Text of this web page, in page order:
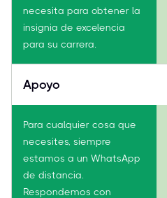
necesita para obtener la
insignia de excelencia
para su carrera.
Apoyo
Para cualquier cosa que
necesites, siempre
estamos a un WhatsApp
de distancia.
Respondemos con